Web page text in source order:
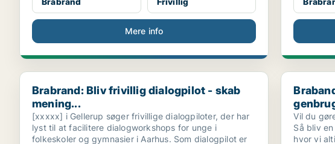
Mere info
Brabrand: Bliv frivillig dialogpilot - skab mening...
Brabrand: Bliv frivillig dialogpilot - skab
mening...
[xxxxx] i Gellerup søger frivillige dialogpiloter, der har
lyst til at facilitere dialogworkshops for unge i
folkeskoler og gymnasier i Aarhus. Som dialogpilot er
Braband:
Vil du
Så bliv
hvor vi